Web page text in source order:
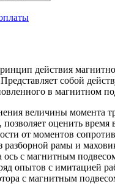
действия
собой
в магнитном
величины момента
оценить время
от моментов
разборной рамы и
ось с магнитным
опытов с имитацией
с магнитным